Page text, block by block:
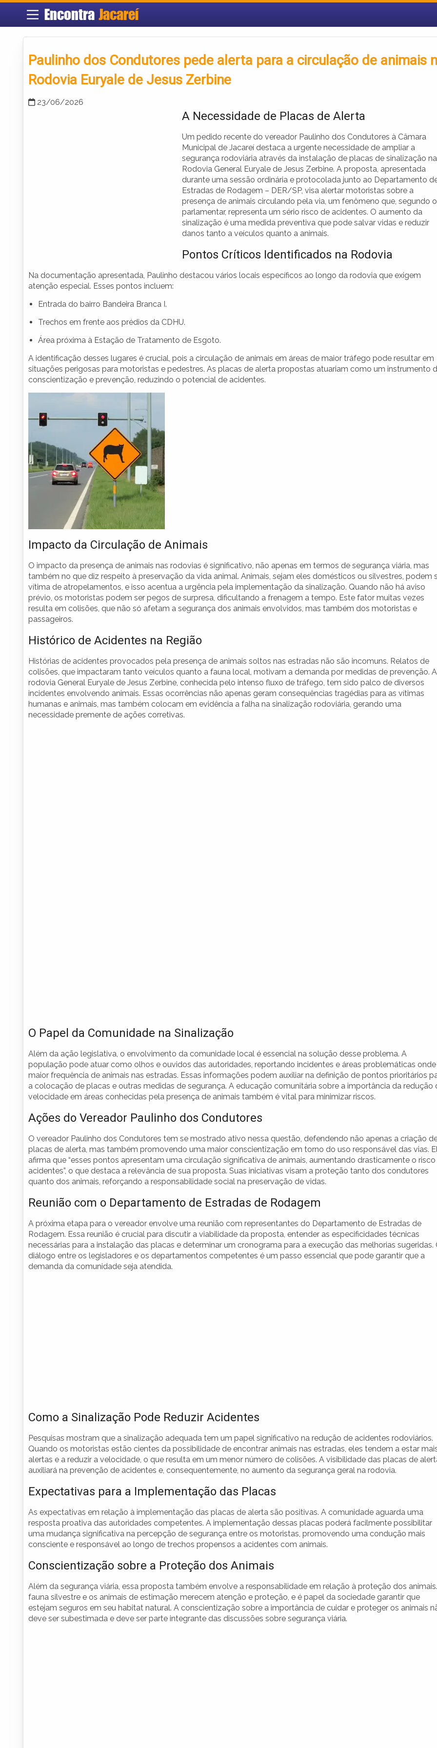
Encontra Jacareí
Paulinho dos Condutores pede alerta para a circulação de animais
Rodovia Euryale de Jesus Zerbine
23/06/2026
A Necessidade de Placas de Alerta
Um pedido recente do vereador Paulinho dos Condutores à Câmara
Municipal de Jacareí destaca a urgente necessidade de ampliar a
segurança rodoviária através da instalação de placas de sinalização na
Rodovia General Euryale de Jesus Zerbine. A proposta, apresentada
durante uma sessão ordinária e protocolada junto ao Departamento
Estradas de Rodagem – DER/SP, visa alertar motoristas sobre a
presença de animais circulando pela via, um fenômeno que, segundo o
parlamentar, representa um sério risco de acidentes. O aumento da
sinalização é uma medida preventiva que pode salvar vidas e reduzir
danos tanto a veículos quanto a animais.
Pontos Críticos Identificados na Rodovia
Na documentação apresentada, Paulinho destacou vários locais específicos ao longo da rodovia que exigem
atenção especial. Esses pontos incluem:
Entrada do bairro Bandeira Branca I.
Trechos em frente aos prédios da CDHU.
Área próxima à Estação de Tratamento de Esgoto.
A identificação desses lugares é crucial, pois a circulação de animais em áreas de maior tráfego pode resultar em
situações perigosas para motoristas e pedestres. As placas de alerta propostas atuariam como um instrumento
conscientização e prevenção, reduzindo o potencial de acidentes.
Impacto da Circulação de Animais
O impacto da presença de animais nas rodovias é significativo, não apenas em termos de segurança viária, mas
também no que diz respeito à preservação da vida animal. Animais, sejam eles domésticos ou silvestres, podem
vítima de atropelamentos, e isso acentua a urgência pela implementação da sinalização. Quando não há aviso
prévio, os motoristas podem ser pegos de surpresa, dificultando a frenagem a tempo. Este fator muitas vezes
resulta em colisões, que não só afetam a segurança dos animais envolvidos, mas também dos motoristas e
passageiros.
Histórico de Acidentes na Região
Histórias de acidentes provocados pela presença de animais soltos nas estradas não são incomuns. Relatos de
colisões, que impactaram tanto veículos quanto a fauna local, motivam a demanda por medidas de prevenção. A
rodovia General Euryale de Jesus Zerbine, conhecida pelo intenso fluxo de tráfego, tem sido palco de diversos
incidentes envolvendo animais. Essas ocorrências não apenas geram consequências tragédias para as vítimas
humanas e animais, mas também colocam em evidência a falha na sinalização rodoviária, gerando uma
necessidade premente de ações corretivas.
O Papel da Comunidade na Sinalização
Além da ação legislativa, o envolvimento da comunidade local é essencial na solução desse problema. A
população pode atuar como olhos e ouvidos das autoridades, reportando incidentes e áreas problemáticas
maior frequência de animais nas estradas. Essas informações podem auxiliar na definição de pontos prioritários
a colocação de placas e outras medidas de segurança. A educação comunitária sobre a importância da redução
velocidade em áreas conhecidas pela presença de animais também é vital para minimizar riscos.
Ações do Vereador Paulinho dos Condutores
O vereador Paulinho dos Condutores tem se mostrado ativo nessa questão, defendendo não apenas a criação
placas de alerta, mas também promovendo uma maior conscientização em torno do uso responsável das vias.
afirma que “esses pontos apresentam uma circulação significativa de animais, aumentando drasticamente o
acidentes”, o que destaca a relevância de sua proposta. Suas iniciativas visam a proteção tanto dos condutores
quanto dos animais, reforçando a responsabilidade social na preservação de vidas.
Reunião com o Departamento de Estradas de Rodagem
A próxima etapa para o vereador envolve uma reunião com representantes do Departamento de Estradas de
Rodagem. Essa reunião é crucial para discutir a viabilidade da proposta, entender as especificidades técnicas
necessárias para a instalação das placas e determinar um cronograma para a execução das melhorias sugeridas.
diálogo entre os legisladores e os departamentos competentes é um passo essencial que pode garantir que a
demanda da comunidade seja atendida.
Como a Sinalização Pode Reduzir Acidentes
Pesquisas mostram que a sinalização adequada tem um papel significativo na redução de acidentes rodoviários.
Quando os motoristas estão cientes da possibilidade de encontrar animais nas estradas, eles tendem a estar
alertas e a reduzir a velocidade, o que resulta em um menor número de colisões. A visibilidade das placas de
auxiliará na prevenção de acidentes e, consequentemente, no aumento da segurança geral na rodovia.
Expectativas para a Implementação das Placas
As expectativas em relação à implementação das placas de alerta são positivas. A comunidade aguarda uma
resposta proativa das autoridades competentes. A implementação dessas placas poderá facilmente possibilitar
uma mudança significativa na percepção de segurança entre os motoristas, promovendo uma condução mais
consciente e responsável ao longo de trechos propensos a acidentes com animais.
Conscientização sobre a Proteção dos Animais
Além da segurança viária, essa proposta também envolve a responsabilidade em relação à proteção dos
fauna silvestre e os animais de estimação merecem atenção e proteção, e é papel da sociedade garantir que
estejam seguros em seu habitat natural. A conscientização sobre a importância de cuidar e proteger os animais
deve ser subestimada e deve ser parte integrante das discussões sobre segurança viária.